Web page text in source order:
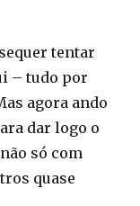
tentar
– tudo por
agora ando
dar logo o
só com
quase